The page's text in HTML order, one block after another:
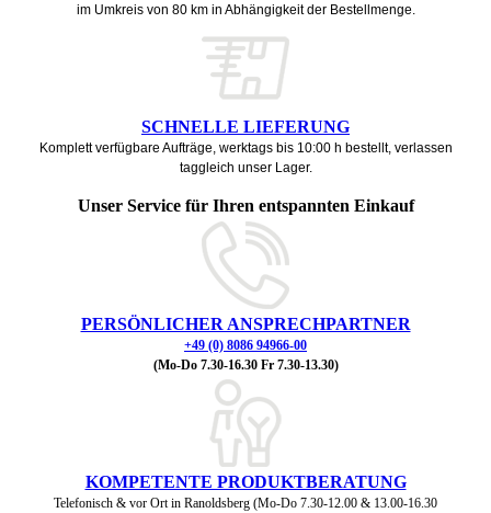
im Umkreis von 80 km in Abhängigkeit der Bestellmenge.
SCHNELLE LIEFERUNG
Komplett verfügbare Aufträge, werktags bis 10:00 h bestellt, verlassen
taggleich unser Lager.
Unser Service für Ihren entspannten Einkauf
PERSÖNLICHER ANSPRECHPARTNER
+49 (0) 8086 94966-00
(Mo-Do 7.30-16.30 Fr 7.30-13.30)
KOMPETENTE PRODUKTBERATUNG
Telefonisch & vor Ort in Ranoldsberg (Mo-Do 7.30-12.00 & 13.00-16.30